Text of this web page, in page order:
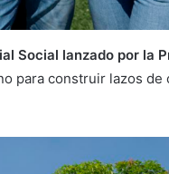
Social lanzado por la
para construir lazos